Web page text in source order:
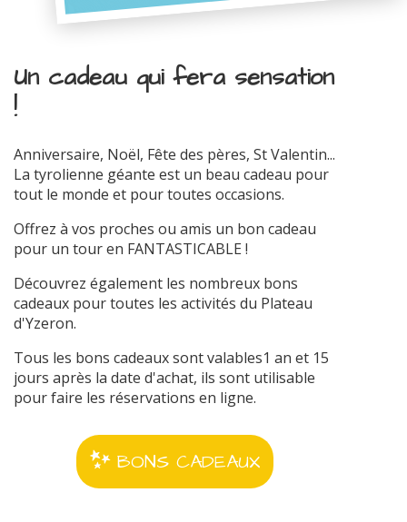
Un cadeau qui fera sensation
!
Anniversaire, Noël, Fête des pères, St Valentin...
La tyrolienne géante est un beau cadeau pour
tout le monde et pour toutes occasions.
Offrez à vos proches ou amis un bon cadeau
pour un tour en FANTASTICABLE !
Découvrez également les nombreux bons
cadeaux pour toutes les activités du Plateau
d'Yzeron.
Tous les bons cadeaux sont valables1 an et 15
jours après la date d'achat, ils sont utilisable
pour faire les réservations en ligne.
BONS CADEAUX